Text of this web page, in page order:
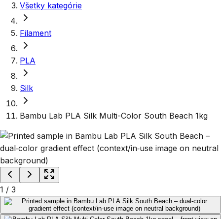
Všetky kategórie
Filament
PLA
Silk
Bambu Lab PLA Silk Multi-Color South Beach 1kg
1 / 3